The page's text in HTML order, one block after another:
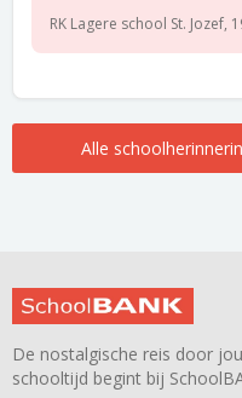
RK Lagere school St. Jozef,
Alle
De nostalgische reis door
schooltijd begint bij